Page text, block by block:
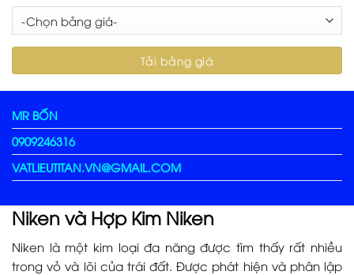
MR BỐN
0909246316
VATLIEUTITAN.VN@GMAIL.COM
Niken và Hợp Kim Niken
Niken là một kim loại đa năng được tìm thấy rất nhiều
trong vỏ và lõi của trái đất. Được phát hiện và phân lập